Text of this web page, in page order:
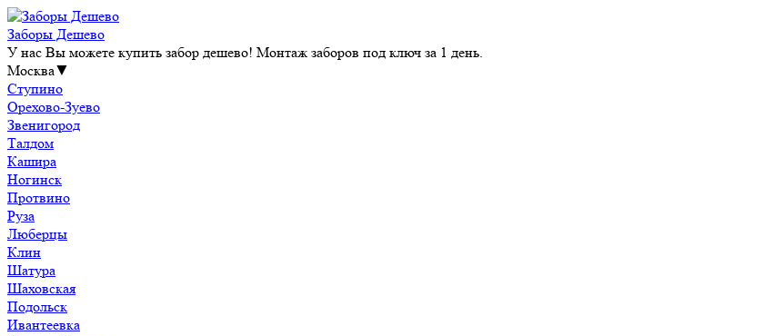
Заборы Дешево
У нас Вы можете купить забор дешево! Монтаж заборов под ключ за 1 день.
Москва▼
Ступино
Орехово-Зуево
Звенигород
Талдом
Кашира
Ногинск
Протвино
Руза
Люберцы
Клин
Шатура
Шаховская
Подольск
Ивантеевка